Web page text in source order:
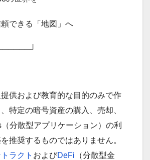
できる「地図」へ
供および教育的な目的のみで作
特定の暗号資産の購入、売却、
分散型アプリケーション）の利
推奨するものではありません。
ラクト およびDeFi （分散型金